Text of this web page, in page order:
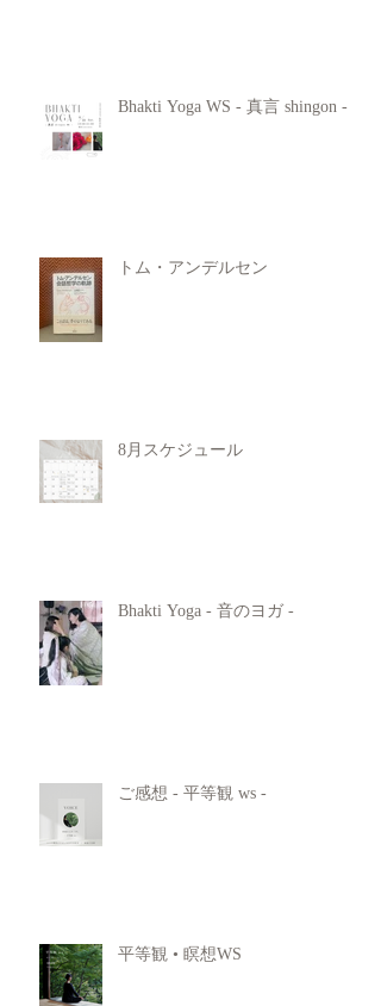
Bhakti Yoga WS - 真言 shingon -
トム・アンデルセン
8月スケジュール
Bhakti Yoga - 音のヨガ -
ご感想 - 平等観 ws -
平等観 • 瞑想WS